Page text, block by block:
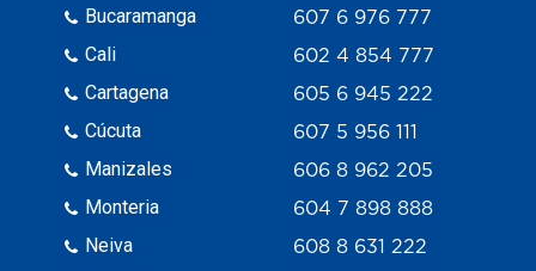
Bucaramanga
Cali
Cartagena
Cúcuta
Manizales
Monteria
Neiva
607 6 976 777
602 4 854 777
605 6 945 222
607 5 956 111
606 8 962 205
604 7 898 888
608 8 631 222